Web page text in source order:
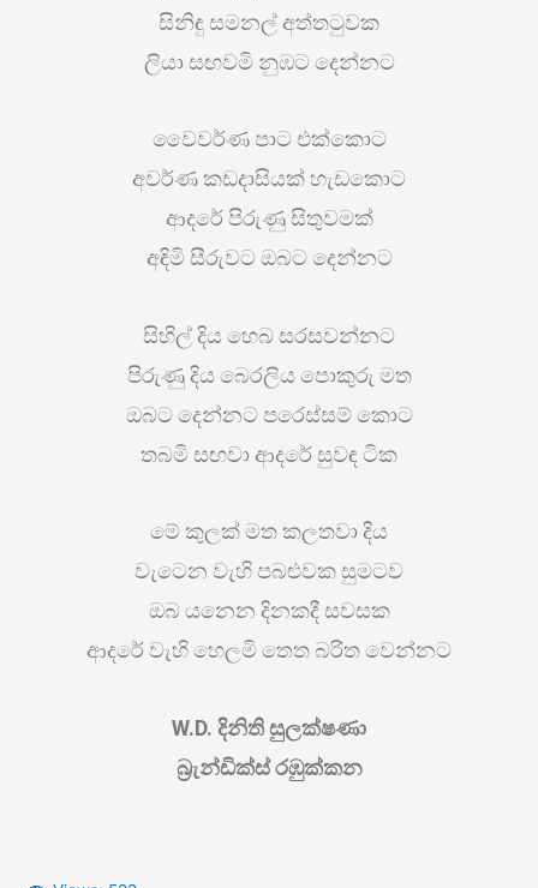
සිනිඳු සමනල් අත්තටුවක
ලියා සඟවමි නුඹට දෙන්නට
වෛවර්ණ පාට එක්කොට
අවර්ණ කඩදාසියක් හැඩකොට
ආදරේ පිරුණු සිතුවමක්
අඳිමි සීරුවට ඔබට දෙන්නට
සිහිල් දිය හෙබ සරසවන්නට
පිරුණු දිය බෙරලිය පොකුරු මත
ඔබට දෙන්නට පරෙස්සම් කොට
තබමි සඟවා ආදරේ සුවඳ ටික
මේ කුලක් මත කලතවා දිය
වැටෙන වැහි පබළුවක සුමටව
ඔබ යනෙන දිනකදී සවසක
ආදරේ වැහි හෙලමි තෙත බරිත වෙන්නට
W.D. දිනිති සුලක්ෂණා
බ්‍රැන්ඩික්ස් රඹුක්කන